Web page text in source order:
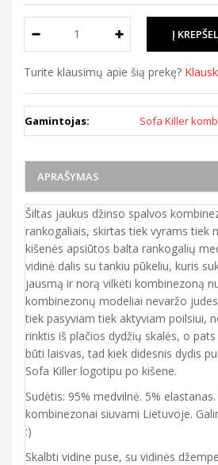
Turite klausimų apie šią prekę?
Gamintojas: Sofa Killer
APRAŠYMAS
Šiltas jaukus džinso spalvos
rankogaliais, skirtas tiek vyrams tiek
kišenės apsiūtos balta rankogalių
vidinė dalis su tankiu pūkeliu, kuris
jausmą ir norą vilkėti kombinezoną
kombinezonų modeliai nevaržo
tiek pasyviam tiek aktyviam poilsiui,
rinktis iš plačios dydžių skalės, o
būti laisvas, tad kiek didesnis dydis
Sofa Killer logotipu po kišene.
Sudėtis: 95% medvilnė. 5%
kombinezonai siuvami Lietuvoje.
:)
Skalbti vidine puse, su vidinės